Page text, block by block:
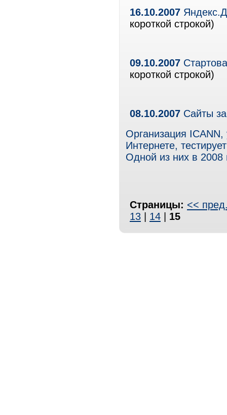
16.10.2007
короткой строкой)
09.10.2007
короткой строкой)
08.10.2007 Сайты
Организация
Интернете,
Одной из них в 2008
Страницы: <<
13
14 15